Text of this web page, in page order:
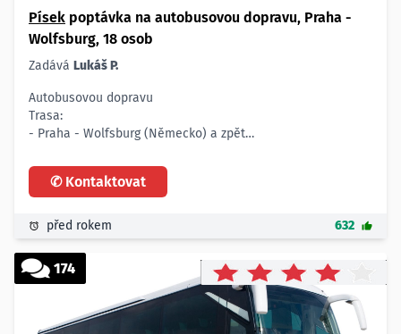
Písek poptávka na autobusovou dopravu, Praha -
Wolfsburg, 18 osob
Zadává Lukáš P.
Autobusovou dopravu
Trasa:
- Praha - Wolfsburg (Německo) a zpět
- maximálně 18 osob, odjezd z Prahy v cca 10 hodin, odjezd
zpět z Wolfsburgu v cca 22 hodin
- 12.3.2015
✆ Kontaktovat
před rokem 632
174